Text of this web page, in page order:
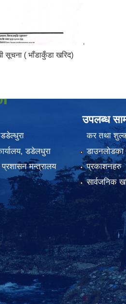
सूचना ( भाँडाकुँडा खरिद)
डडेलधुरा
प्रशासन मन्त्रालय
उपलब्ध
कर तथा
डाउनलोडका
प्रकाशनहरु
सार्वजनिक